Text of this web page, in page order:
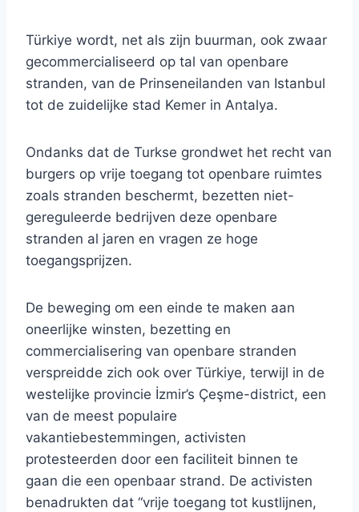
Türkiye wordt, net als zijn buurman, ook zwaar
gecommercialiseerd op tal van openbare
stranden, van de Prinseneilanden van Istanbul
tot de zuidelijke stad Kemer in Antalya.
Ondanks dat de Turkse grondwet het recht van
burgers op vrije toegang tot openbare ruimtes
zoals stranden beschermt, bezetten niet-
gereguleerde bedrijven deze openbare
stranden al jaren en vragen ze hoge
toegangsprijzen.
De beweging om een ​​einde te maken aan
oneerlijke winsten, bezetting en
commercialisering van openbare stranden
verspreidde zich ook over Türkiye, terwijl in de
westelijke provincie İzmir’s Çeşme-district, een
van de meest populaire
vakantiebestemmingen, activisten
protesteerden door een faciliteit binnen te
gaan die een openbaar strand. De activisten
benadrukten dat “vrije toegang tot kustlijnen,